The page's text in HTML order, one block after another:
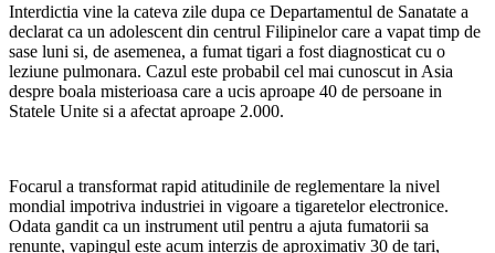
Interdictia vine la cateva zile dupa ce Departamentul de Sanatate a
declarat ca un adolescent din centrul Filipinelor care a vapat timp de
sase luni si, de asemenea, a fumat tigari a fost diagnosticat cu o
leziune pulmonara. Cazul este probabil cel mai cunoscut in Asia
despre boala misterioasa care a ucis aproape 40 de persoane in
Statele Unite si a afectat aproape 2.000.
Focarul a transformat rapid atitudinile de reglementare la nivel
mondial impotriva industriei in vigoare a tigaretelor electronice.
Odata gandit ca un instrument util pentru a ajuta fumatorii sa
renunte, vapingul este acum interzis de aproximativ 30 de tari,